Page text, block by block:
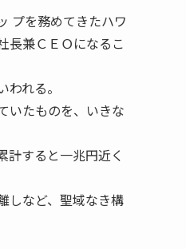
プを務めてきたハワ
長兼ＣＥＯになるこ
れる。
いたものを、いきな
すると一兆円近く
しなど、聖域なき構